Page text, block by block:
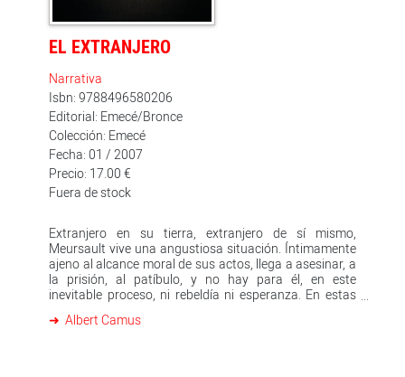
EL EXTRANJERO
Narrativa
Isbn: 9788496580206
Editorial: Emecé/Bronce
Colección: Emecé
Fecha: 01 / 2007
Precio: 17.00 €
Fuera de stock
Extranjero en su tierra, extranjero de sí mismo,
Meursault vive una angustiosa situación. Íntimamente
ajeno al alcance moral de sus actos, llega a asesinar, a
la prisión, al patíbulo, y no hay para él, en este
inevitable proceso, ni rebeldía ni esperanza. En estas
Meursault nos refiere su historia, no la de sus razones
Albert Camus